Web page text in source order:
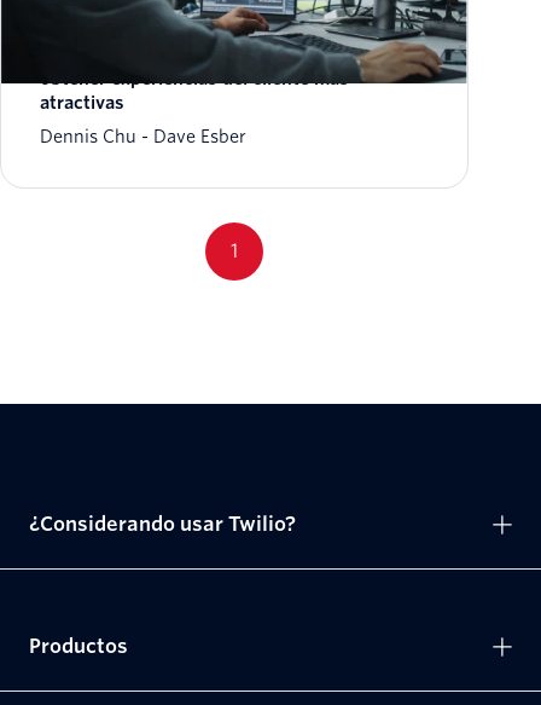
Utilizar los botones de WhatsApp para
obtener experiencias del cliente más
atractivas
Dennis Chu
Dave Esber
1
¿Considerando usar Twilio?
Productos